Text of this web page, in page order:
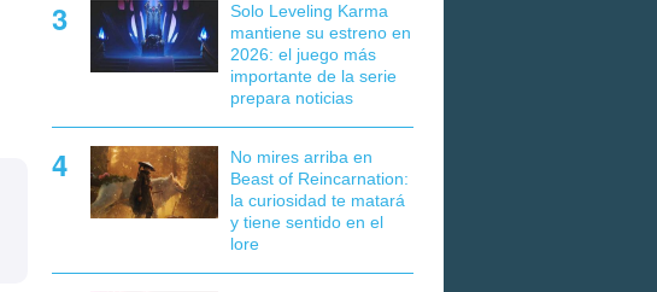
Solo Leveling Karma
mantiene su estreno en
2026: el juego más
importante de la serie
prepara noticias
No mires arriba en
Beast of Reincarnation:
la curiosidad te matará
y tiene sentido en el
lore